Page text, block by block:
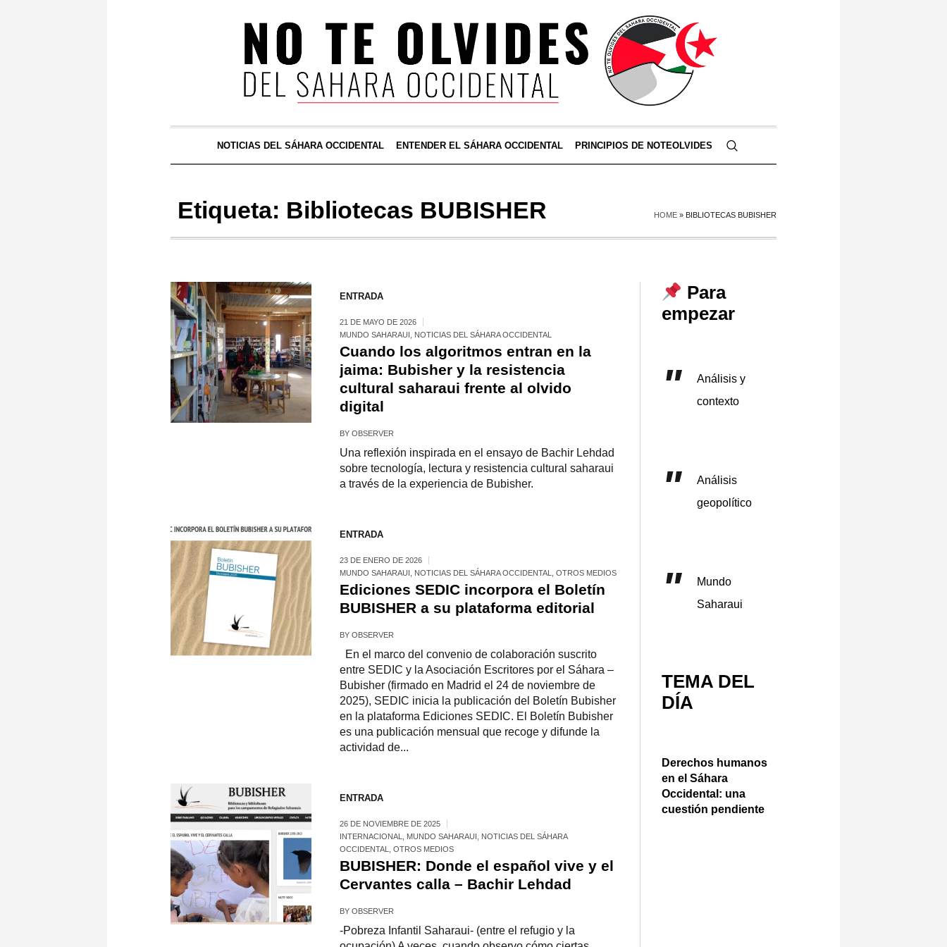
NOTICIAS DEL SÁHARA OCCIDENTAL ENTENDER EL SÁHARA OCCIDENTAL PRINCIPIOS DE NOTEOLVIDES
Etiqueta: Bibliotecas BUBISHER HOME » BIBLIOTECAS BUBISHER
ENTRADA
21 DE MAYO DE 2026
MUNDO SAHARAUI
NOTICIAS DEL SÁHARA OCCIDENTAL
Cuando los algoritmos entran en la
jaima: Bubisher y la resistencia
cultural saharaui frente al olvido
digital
BY OBSERVER
Una reflexión inspirada en el ensayo de Bachir Lehdad
sobre tecnología, lectura y resistencia cultural saharaui
a través de la experiencia de Bubisher.
ENTRADA
23 DE ENERO DE 2026
MUNDO SAHARAUI
NOTICIAS DEL SÁHARA OCCIDENTAL OTROS MEDIOS
Ediciones SEDIC incorpora el Boletín
BUBISHER a su plataforma editorial
BY OBSERVER
En el marco del convenio de colaboración suscrito
entre SEDIC y la Asociación Escritores por el Sáhara –
Bubisher (firmado en Madrid el 24 de noviembre de
2025), SEDIC inicia la publicación del Boletín Bubisher
en la plataforma Ediciones SEDIC. El Boletín Bubisher
es una publicación mensual que recoge y difunde la
actividad de...
ENTRADA
26 DE NOVIEMBRE DE 2025
INTERNACIONAL
MUNDO SAHARAUI
NOTICIAS DEL SÁHARA
OCCIDENTAL
OTROS MEDIOS
BUBISHER: Donde el español vive y el
Cervantes calla – Bachir Lehdad
BY OBSERVER
-Pobreza Infantil Saharaui- (entre el refugio y la
Para
empezar
Análisis y
contexto
Análisis
geopolítico
Mundo
Saharaui
TEMA DEL
DÍA
Derechos humanos
en el Sáhara
Occidental: una
cuestión pendiente